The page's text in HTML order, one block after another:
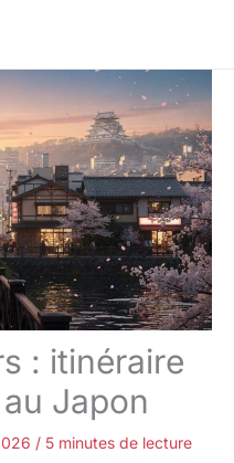
: itinéraire
Japon
/ 5 minutes de lecture